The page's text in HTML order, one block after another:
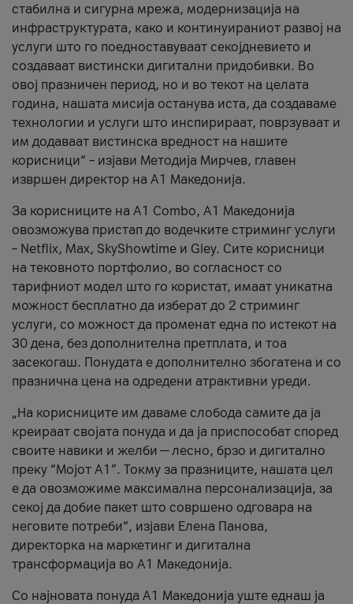
стабилна и сигурна мрежа, модернизација на
инфраструктурата, како и континуираниот развој на
услуги што го поедноставуваат секојдневието и
создаваат вистински дигитални придобивки. Во
овој празничен период, но и во текот на целата
година, нашата мисија останува иста, да создаваме
технологии и услуги што инспирираат, поврзуваат и
им додаваат вистинска вредност на нашите
корисници“ – изјави Методија Мирчев, главен
извршен директор на А1 Македонија.
За корисниците на A1 Combo, А1 Македонија
овозможува пристап до водечките стриминг услуги
– Netflix, Max, SkyShowtime и Gley. Сите корисници
на тековното портфолио, во согласност со
тарифниот модел што го користат, имаат уникатна
можност бесплатно да изберат до 2 стриминг
услуги, со можност да променат една по истекот на
30 дена, без дополнителна претплата, и тоа
засекогаш. Понудата е дополнително збогатена и со
празнична цена на одредени атрактивни уреди.
„На корисниците им даваме слобода самите да ја
креираат својата понуда и да ја приспособат според
своите навики и желби — лесно, брзо и дигитално
преку “Мојот А1”. Токму за празниците, нашата цел
е да овозможиме максимална персонализација, за
секој да добие пакет што совршено одговара на
неговите потреби“, изјави Елена Панова,
директорка на маркетинг и дигитална
трансформација во А1 Македонија.
Со најновата понуда А1 Македонија уште еднаш ја